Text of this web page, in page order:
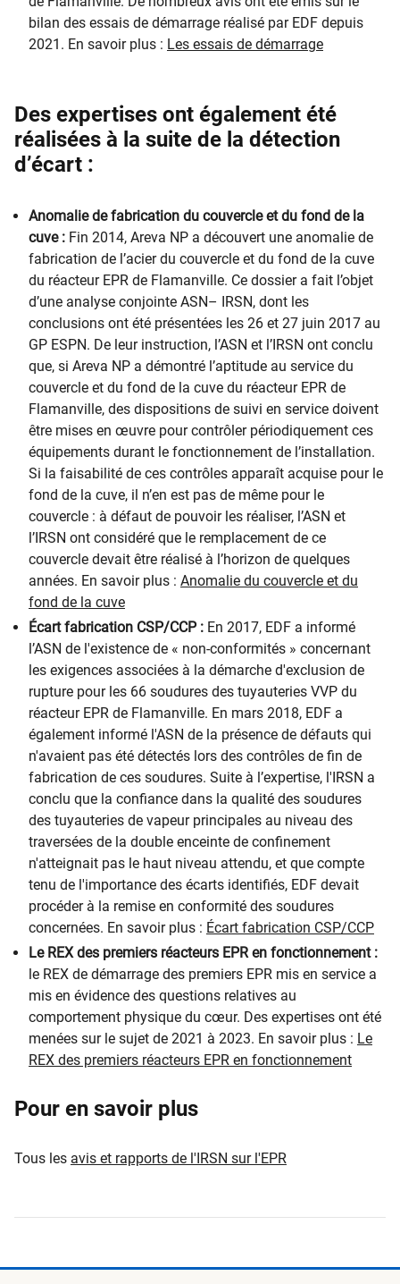
bilan des essais de démarrage réalisé par EDF depuis
2021. En savoir plus : Les essais de démarrage
Des expertises ont également été
réalisées à la suite de la détection
d’écart :
Anomalie de fabrication du couvercle et du fond de la
cuve : Fin 2014, Areva NP a découvert une anomalie de
fabrication de l’acier du couvercle et du fond de la cuve
du réacteur EPR de Flamanville. Ce dossier a fait l’objet
d’une analyse conjointe ASN– IRSN, dont les
conclusions ont été présentées les 26 et 27 juin 2017 au
GP ESPN. De leur instruction, l’ASN et l’IRSN ont conclu
que, si Areva NP a démontré l’aptitude au service du
couvercle et du fond de la cuve du réacteur EPR de
Flamanville, des dispositions de suivi en service doivent
être mises en œuvre pour contrôler périodiquement ces
équipements durant le fonctionnement de l’installation.
Si la faisabilité de ces contrôles apparaît acquise pour le
fond de la cuve, il n’en est pas de même pour le
couvercle : à défaut de pouvoir les réaliser, l’ASN et
l’IRSN ont considéré que le remplacement de ce
couvercle devait être réalisé à l’horizon de quelques
années. En savoir plus : Anomalie du couvercle et du
fond de la cuve
Écart fabrication CSP/CCP : En 2017, EDF a informé
l’ASN de l'existence de « non-conformités » concernant
les exigences associées à la démarche d'exclusion de
rupture pour les 66 soudures des tuyauteries VVP du
réacteur EPR de Flamanville. En mars 2018, EDF a
également informé l'ASN de la présence de défauts qui
n'avaient pas été détectés lors des contrôles de fin de
fabrication de ces soudures. Suite à l’expertise, l'IRSN a
conclu que la confiance dans la qualité des soudures
des tuyauteries de vapeur principales au niveau des
traversées de la double enceinte de confinement
n'atteignait pas le haut niveau attendu, et que compte
tenu de l'importance des écarts identifiés, EDF devait
procéder à la remise en conformité des soudures
concernées. En savoir plus : Écart fabrication CSP/CCP
Le REX des premiers réacteurs EPR en fonctionnement :
le REX de démarrage des premiers EPR mis en service a
mis en évidence des questions relatives au
comportement physique du cœur. Des expertises ont été
menées sur le sujet de 2021 à 2023. En savoir plus : Le
REX des premiers réacteurs EPR en fonctionnement
Pour en savoir plus
Tous les avis et rapports de l'IRSN sur l'EPR